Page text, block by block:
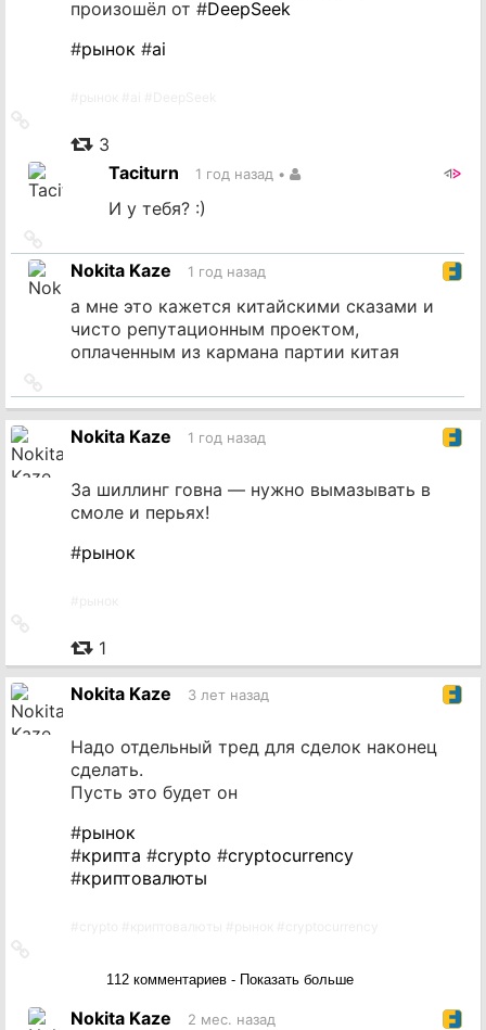
произошёл от #DeepSeek
#рынок #ai
источник
3
Taciturn
1 год назад •
И у тебя? :)
на
источник
Nokita Kaze 1 год назад
а мне это кажется китайскими сказами и
чисто репутационным проектом,
оплаченным из кармана партии китая
на
источник
Nokita Kaze 1 год назад
За шиллинг говна — нужно вымазывать в
смоле и перьях!
#рынок
источник
1
Nokita Kaze 3 лет назад
Надо отдельный тред для сделок наконец
сделать.
Пусть это будет он
#рынок
#крипта #crypto #cryptocurrency
#криптовалюты
112 комментариев - Показать больше
Nokita Kaze 2 мес. назад